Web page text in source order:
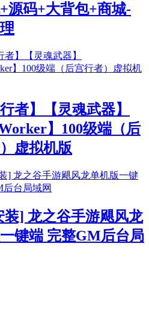
源码+大背包+商城-
行者】【灵魂武器】
】100级端（后
虚拟机版
装] 龙之谷手游飓风龙
键端 完整GM后台局